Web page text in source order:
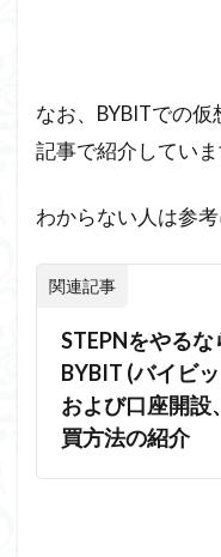
なお、BYBITでの
記事で紹介していま
わからない人は参
関連記事
STEPNをやるな
BYBIT (バイビ
および口座開設
買方法の紹介